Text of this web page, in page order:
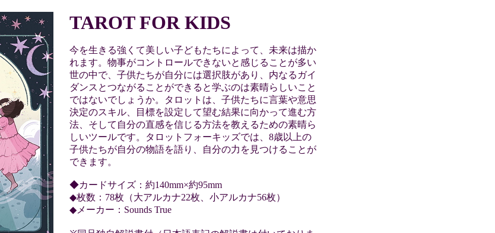
TAROT FOR KIDS
今を生きる強くて美しい子どもたちによって、未来は描か
れます。物事がコントロールできないと感じることが多い
世の中で、子供たちが自分には選択肢があり、内なるガイ
ダンスとつながることができると学ぶのは素晴らしいこと
ではないでしょうか。タロットは、子供たちに言葉や意思
決定のスキル、目標を設定して望む結果に向かって進む方
法、そして自分の直感を信じる方法を教えるための素晴ら
しいツールです。タロットフォーキッズでは、8歳以上の
子供たちが自分の物語を語り、自分の力を見つけることが
できます。
◆カードサイズ：約140mm×約95mm
◆枚数：78枚（大アルカナ22枚、小アルカナ56枚）
◆メーカー：Sounds True